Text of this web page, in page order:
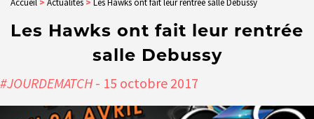
Accueil > Actualités > Les Hawks ont fait leur rentrée salle Debussy
Les Hawks ont fait leur rentrée
salle Debussy
#JOURDEMATCH- 15 octobre 2017